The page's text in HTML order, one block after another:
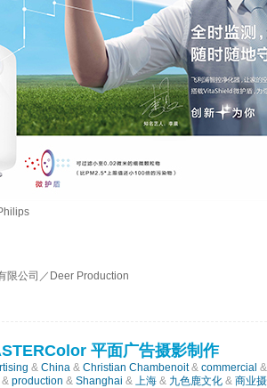
限公司／Deer Production
平面广告摄影制作
& China & Christian Chambenoit& commercial
& production & Shanghai & 上海 & 九色鹿文化 & 商业